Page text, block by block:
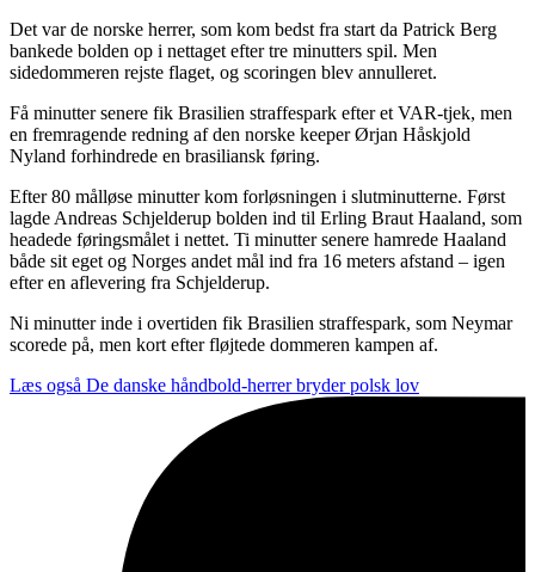
Det var de norske herrer, som kom bedst fra start da Patrick Berg
bankede bolden op i nettaget efter tre minutters spil. Men
sidedommeren rejste flaget, og scoringen blev annulleret.
Få minutter senere fik Brasilien straffespark efter et VAR-tjek, men
en fremragende redning af den norske keeper Ørjan Håskjold
Nyland forhindrede en brasiliansk føring.
Efter 80 målløse minutter kom forløsningen i slutminutterne. Først
lagde Andreas Schjelderup bolden ind til Erling Braut Haaland, som
headede føringsmålet i nettet. Ti minutter senere hamrede Haaland
både sit eget og Norges andet mål ind fra 16 meters afstand – igen
efter en aflevering fra Schjelderup.
Ni minutter inde i overtiden fik Brasilien straffespark, som Neymar
scorede på, men kort efter fløjtede dommeren kampen af.
Læs også De danske håndbold-herrer bryder polsk lov